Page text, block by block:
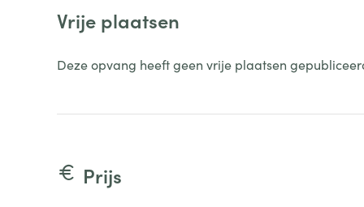
Vrije plaatsen
Deze opvang heeft geen vrije plaatsen
Prijs